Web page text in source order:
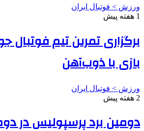
ورزش > فوتبال ایران
1 هفته پیش
برگزاری تمرین تیم فوتبال
بازی با ذوب‌آهن
ورزش > فوتبال ایران
2 هفته پیش
دومین برد پرسپولیس در